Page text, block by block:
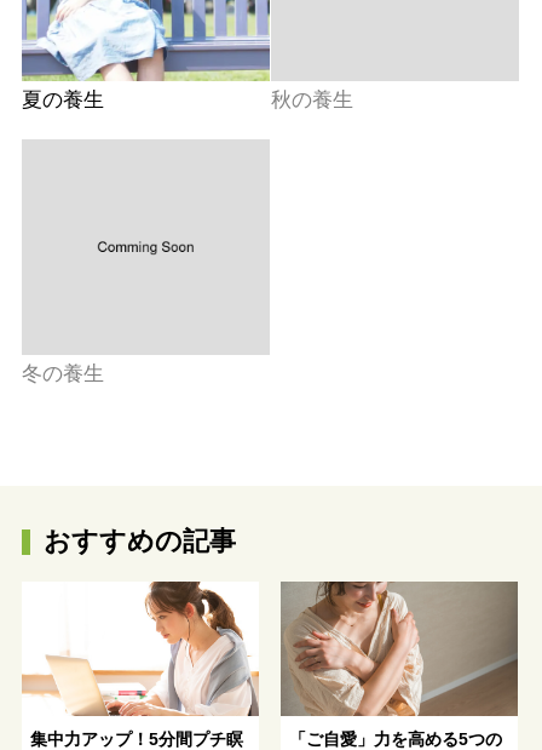
夏の養生 秋の養生
冬の養生
おすすめの記事
集中力アップ！5分間プチ瞑
「ご自愛」力を高める5つの